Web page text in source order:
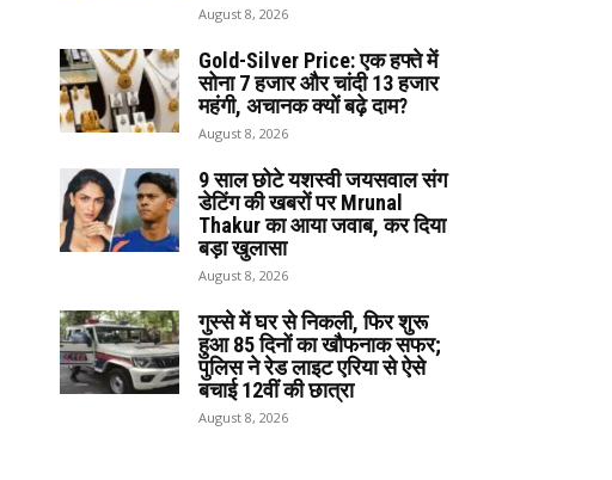
August 8, 2026
Gold-Silver Price: एक हफ्ते में
सोना ₹7 हजार और चांदी ₹13 हजार
महंगी, अचानक क्यों बढ़े दाम?
August 8, 2026
9 साल छोटे यशस्वी जयसवाल संग
डेटिंग की खबरों पर Mrunal
Thakur का आया जवाब, कर दिया
बड़ा खुलासा
August 8, 2026
गुस्से में घर से निकली, फिर शुरू
हुआ 85 दिनों का खौफनाक सफर;
पुलिस ने रेड लाइट एरिया से ऐसे
बचाई 12वीं की छात्रा
August 8, 2026